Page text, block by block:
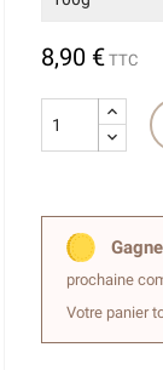
8,90 € TTC
prochaine
Votre panier